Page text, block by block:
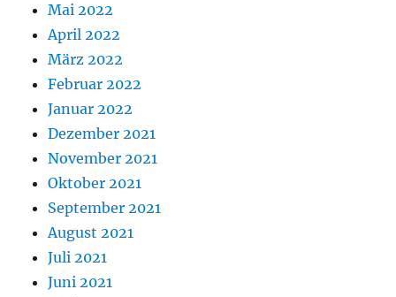
Mai 2022
April 2022
März 2022
Februar 2022
Januar 2022
Dezember 2021
November 2021
Oktober 2021
September 2021
August 2021
Juli 2021
Juni 2021